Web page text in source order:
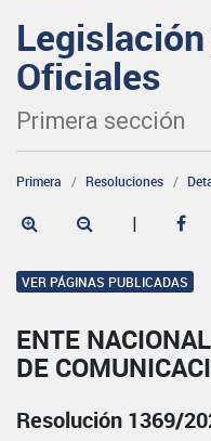
Oficiales
Primera sección
Primera Resoluciones
|
VER PÁGINAS PUBLICADAS
ENTE NACIONAL
DE
Resolución 1369/